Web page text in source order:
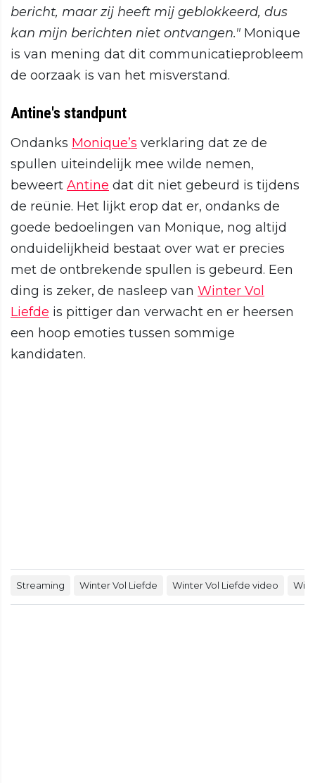
bericht, maar zij heeft mij geblokkeerd, dus
kan mijn berichten niet ontvangen." Monique
is van mening dat dit communicatieprobleem
de oorzaak is van het misverstand.
Antine's standpunt
Ondanks Monique’s verklaring dat ze de
spullen uiteindelijk mee wilde nemen,
beweert Antine dat dit niet gebeurd is tijdens
de reünie. Het lijkt erop dat er, ondanks de
goede bedoelingen van Monique, nog altijd
onduidelijkheid bestaat over wat er precies
met de ontbrekende spullen is gebeurd. Een
ding is zeker, de nasleep van Winter Vol
Liefde is pittiger dan verwacht en er heersen
een hoop emoties tussen sommige
kandidaten.
Streaming Winter Vol Liefde Winter Vol Liefde video